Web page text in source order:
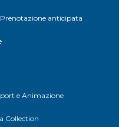
Prenotazione anticipata
e Animazione
Collection